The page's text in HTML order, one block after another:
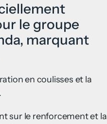
le groupe
marquant
en coulisses et la
sur le renforcement et la